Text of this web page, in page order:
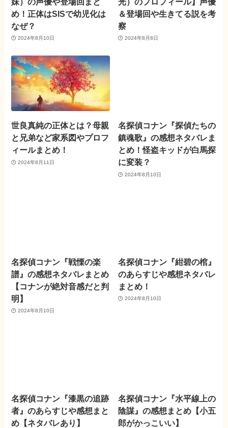
め！正体はSISで幼児化は
なぜ？
2024年8月10日
＆登場回や生きてる説を考
察
2024年8月8日
世良真純の正体とは？母親
と兄弟など家系図やプロフ
ィールまとめ！
2024年8月11日
名探偵コナン『探偵たちの
鎮魂歌』の感想ネタバレま
とめ！怪盗キッドが白馬探
に変装？
2024年8月10日
名探偵コナン『戦慄の楽
譜』の感想ネタバレまとめ
【コナンが絶対音感だと判
明】
2024年8月10日
名探偵コナン『紺碧の棺』
のあらすじや感想ネタバレ
まとめ！
2024年8月10日
名探偵コナン『漆黒の追跡
者』のあらすじや感想まと
め【ネタバレあり】
名探偵コナン『水平線上の
陰謀』の感想まとめ【小五
郎がかっこいい】